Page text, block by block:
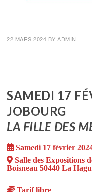
22 MARS 2024 BYADMIN
SAMEDI 17
JOBOURG
LA FILLE DES
Samedi 17 février
Salle des Expositions
Boisneau 50440 La
Tarif libre